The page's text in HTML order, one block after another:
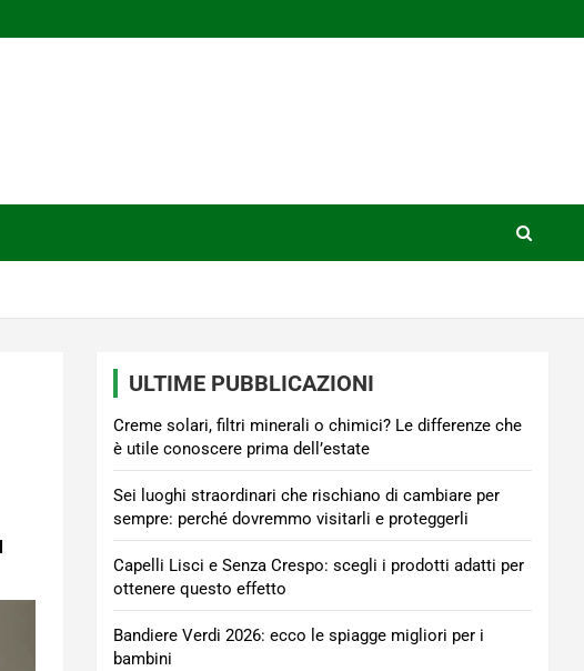
ULTIME PUBBLICAZIONI
Creme solari, filtri minerali o chimici? Le differenze che
è utile conoscere prima dell’estate
Sei luoghi straordinari che rischiano di cambiare per
sempre: perché dovremmo visitarli e proteggerli
Capelli Lisci e Senza Crespo: scegli i prodotti adatti per
ottenere questo effetto
Bandiere Verdi 2026: ecco le spiagge migliori per i
bambini